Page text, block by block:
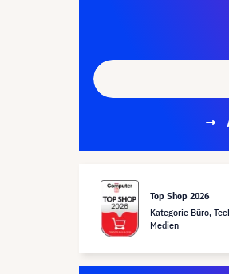
Top Shop 2026
Kategorie Büro,
Medien